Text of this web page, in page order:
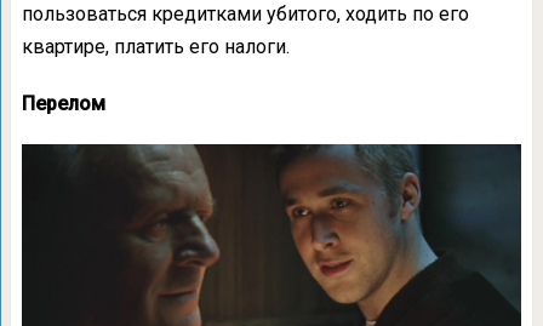
пользоваться кредитками убитого, ходить по его
квартире, платить его налоги.
Перелом